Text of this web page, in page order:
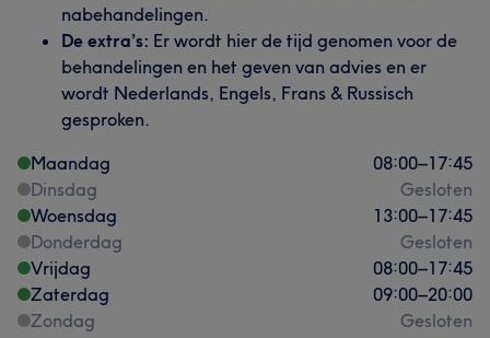
nabehandelingen.
De extra’s: Er wordt hier de tijd genomen voor de
behandelingen en het geven van advies en er
wordt Nederlands, Engels, Frans & Russisch
gesproken.
Maandag
08:00–17:45
Dinsdag
Gesloten
Woensdag
13:00–17:45
Donderdag
Gesloten
Vrijdag
08:00–17:45
Zaterdag
09:00–20:00
Zondag
Gesloten